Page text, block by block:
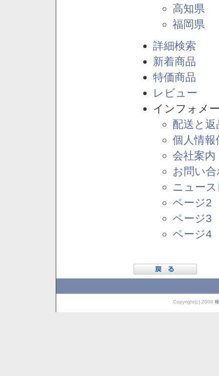
高知県
福岡県
詳細検索
新着商品
特価商品
レビュー
インフォメ
配送と
個人情報
会社案内
お問い
ニュー
ページ2
ページ3
ページ4
Copyright(c) 2008